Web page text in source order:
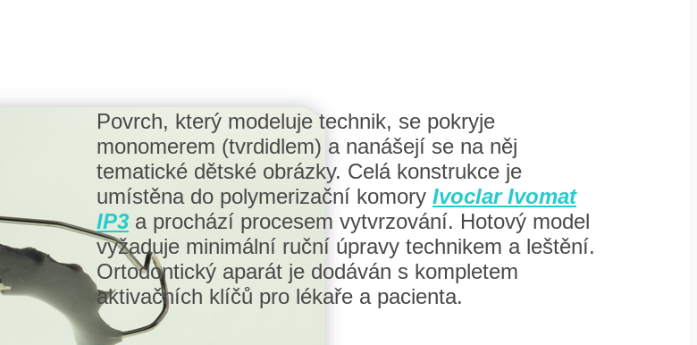
Povrch, který modeluje technik, se pokryje
monomerem (tvrdidlem) a nanášejí se na něj
tematické dětské obrázky. Celá konstrukce je
umístěna do polymerizační komory Ivoclar Ivomat
IP3 a prochází procesem vytvrzování. Hotový model
vyžaduje minimální ruční úpravy technikem a leštění.
Ortodontický aparát je dodáván s kompletem
aktivačních klíčů pro lékaře a pacienta.